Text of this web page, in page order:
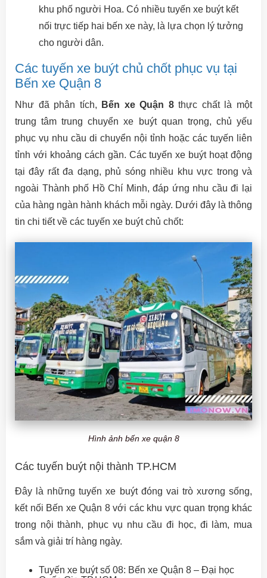
khu phố người Hoa. Có nhiều tuyến xe buýt kết
nối trực tiếp hai bến xe này, là lựa chọn lý tưởng
cho người dân.
Các tuyến xe buýt chủ chốt phục vụ tại
Bến xe Quận 8
Như đã phân tích, Bến xe Quận 8thực chất là một
trung tâm trung chuyển xe buýt quan trọng, chủ yếu
phục vụ nhu cầu di chuyển nội tỉnh hoặc các tuyến liên
tỉnh với khoảng cách gần. Các tuyến xe buýt hoạt động
tại đây rất đa dạng, phủ sóng nhiều khu vực trong và
ngoài Thành phố Hồ Chí Minh, đáp ứng nhu cầu đi lại
của hàng ngàn hành khách mỗi ngày. Dưới đây là thông
tin chi tiết về các tuyến xe buýt chủ chốt:
Hình ảnh bến xe quận 8
Các tuyến buýt nội thành TP.HCM
Đây là những tuyến xe buýt đóng vai trò xương sống,
kết nối Bến xe Quận 8 với các khu vực quan trọng khác
trong nội thành, phục vụ nhu cầu đi học, đi làm, mua
sắm và giải trí hàng ngày.
Tuyến xe buýt số 08: Bến xe Quận 8 – Đại học